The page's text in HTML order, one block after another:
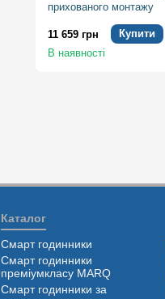
прихованого монтажу
11 659 грн
Купити
В наявності
Каталог
Смарт годинники
Смарт годинники
преміумкласу MARQ
Смарт годинники за